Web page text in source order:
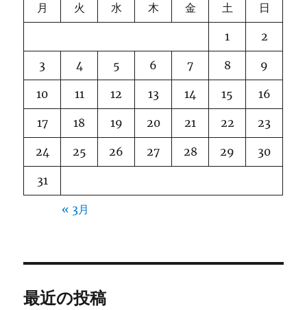
月 火 水 木 金 土 日
1 2
3 4 5 6 7 8 9
10 11 12 13 14 15 16
17 18 19 20 21 22 23
24 25 26 27 28 29 30
31
« 3月
最近の投稿